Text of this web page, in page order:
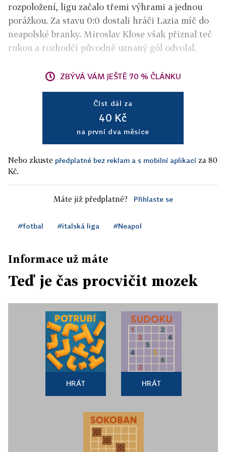
rozpoložení, ligu začalo třemi výhrami a jednou
porážkou. Za stavu 0:0 dostali hráči Lazia míč do
neapolské branky. Miroslav Klose však přiznal teč
rukou a rozhodčí původně uznaný gól odvolal.
ZBÝVÁ VÁM JEŠTĚ 70 % ČLÁNKU
Číst dál za
40 Kč
na první dva měsíce
Nebo zkuste předplatné bez reklam a s mobilní aplikací za 80
Kč.
Máte již předplatné? Přihlaste se
#fotbal #italská liga #Neapol
Informace už máte
Teď je čas procvičit mozek
HRÁT HRÁT